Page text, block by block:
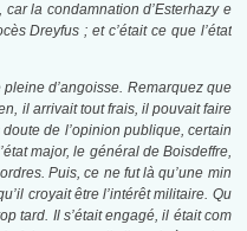
la condamnation d’Esterhazy e
Dreyfus ; et c’était ce que l’état
d’angoisse. Remarquez que
il arrivait tout frais, il pouvait faire
de l’opinion publique, certain
major, le général de Boisdeffre,
Puis, ce ne fut là qu’une min
croyait être l’intérêt militaire. Qu
tard. Il s’était engagé, il était com